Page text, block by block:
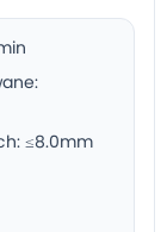
≤8.0mm